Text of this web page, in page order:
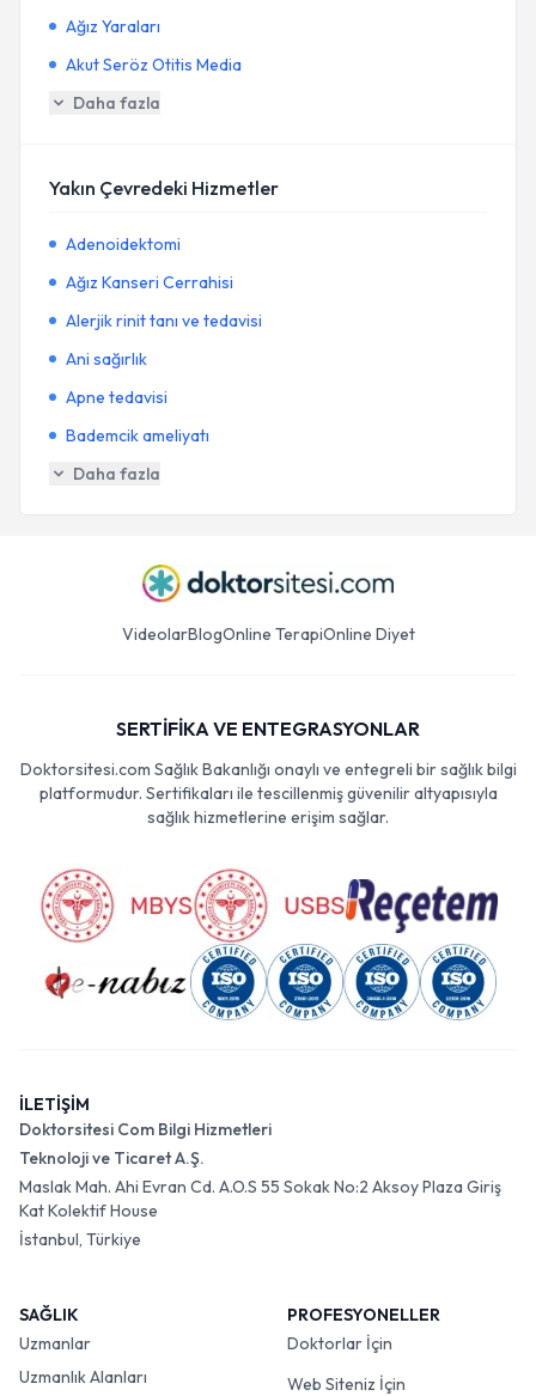
Ağız Yaraları
Akut Seröz Otitis Media
Daha fazla
Yakın Çevredeki Hizmetler
Adenoidektomi
Ağız Kanseri Cerrahisi
Alerjik rinit tanı ve tedavisi
Ani sağırlık
Apne tedavisi
Bademcik ameliyatı
Daha fazla
VideolarBlogOnline TerapiOnline Diyet
SERTİFİKA VE ENTEGRASYONLAR
Doktorsitesi.com Sağlık Bakanlığı onaylı ve entegreli bir sağlık bilgi
platformudur. Sertifikaları ile tescillenmiş güvenilir altyapısıyla
sağlık hizmetlerine erişim sağlar.
İLETİŞİM
Doktorsitesi Com Bilgi Hizmetleri
Teknoloji ve Ticaret A.Ş.
Maslak Mah. Ahi Evran Cd. A.O.S 55 Sokak No:2 Aksoy Plaza Giriş
Kat Kolektif House
İstanbul, Türkiye
SAĞLIK
Uzmanlar
Uzmanlık Alanları
PROFESYONELLER
Doktorlar İçin
Web Siteniz İçin